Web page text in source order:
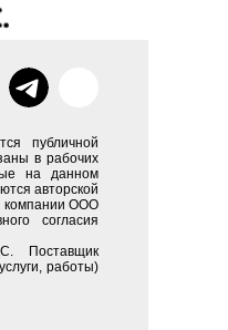
публичной
в рабочих
на данном
авторской
компании ООО
согласия
Поставщик
работы)